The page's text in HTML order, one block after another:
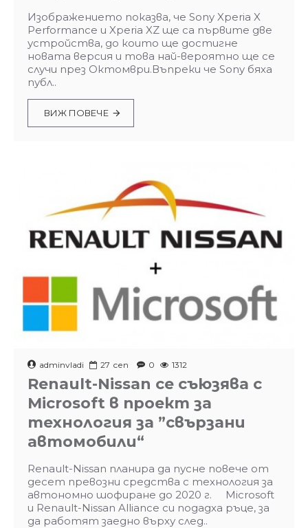
Изображението показва, че Sony Xperia X
Performance и Xperia XZ ще са първите две
устройства, до които ще достигне
новата версия и това най-вероятно ще се
случи през Октомври.Въпреки че Sony бяха
публ..
ВИЖ ПОВЕЧЕ
adminvladi 27 сеп 0 1312
Renault-Nissan се съюзява с
Microsoft в проект за
технология за ”свързани
автомобили“
Renault-Nissan планира да пусне повече от
десет превозни средства с технология за
автономно шофиране до 2020 г. Microsoft
и Renault-Nissan Alliance си подадха ръце, за
да работят заедно върху след..